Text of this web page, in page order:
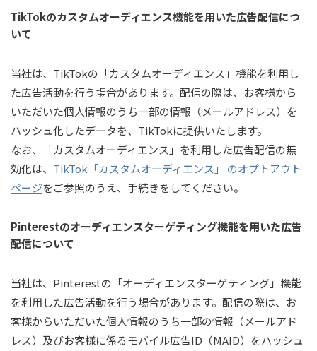
TikTokのカスタムオーディエンス機能を用いた広告配信につ
いて
当社は、TikTokの「カスタムオーディエンス」機能を利用し
た広告活動を行う場合があります。配信の際は、お客様から
いただいた個人情報のうち一部の情報（メールアドレス）を
ハッシュ化したデータを、TikTokに提供いたします。
なお、「カスタムオーディエンス」を利用した広告配信の無
効化は、 TikTok「カスタムオーディエンス」 のオプトアウト
ページをご参照のうえ、手続きをしてください。
Pinterestのオーディエンスターゲティング機能を用いた広告
配信について
当社は、Pinterestの「オーディエンスターゲティング」機能
を利用した広告活動を行う場合があります。配信の際は、お
客様からいただいた個人情報のうち一部の情報（メールアド
レス）及びお客様に係るモバイル広告ID（MAID）をハッシュ